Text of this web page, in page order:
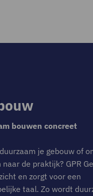
bouwen concreet
je gebouw of
de praktijk? GPR
en zorgt voor een
taal. Zo wordt